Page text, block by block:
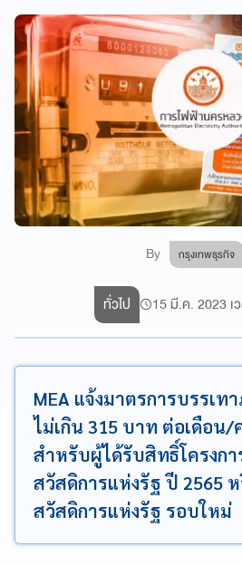
By กรุงเทพธุรกิจ
ทั่วไป 15 มี.ค. 2023 เ
MEA แจ้งมาตรการบรรเท
ไม่เกิน 315 บาท ต่อเดือน
สำหรับผู้ได้รับสิทธิ์โครงก
สวัสดิการแห่งรัฐ ปี 2565
สวัสดิการแห่งรัฐ รอบใหม่